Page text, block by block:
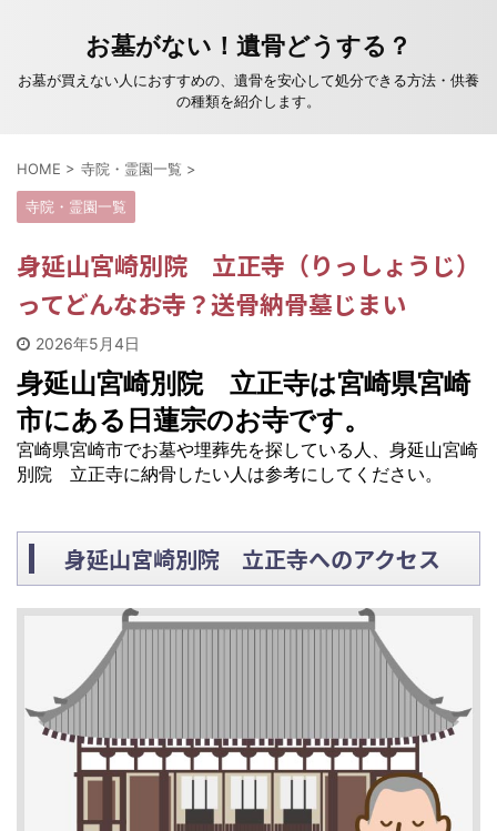
お墓がない！遺骨どうする？
お墓が買えない人におすすめの、遺骨を安心して処分できる方法・供養
の種類を紹介します。
HOME > 寺院・霊園一覧 >
寺院・霊園一覧
身延山宮崎別院 立正寺（りっしょうじ）
ってどんなお寺？送骨納骨墓じまい
2026年5月4日
身延山宮崎別院 立正寺は宮崎県宮崎
市にある日蓮宗のお寺です。
宮崎県宮崎市でお墓や埋葬先を探している人、身延山宮崎
別院 立正寺に納骨したい人は参考にしてください。
身延山宮崎別院 立正寺へのアクセス